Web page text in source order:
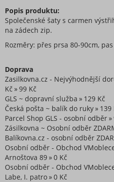
Soupravy
Overaly
Nadměrné velikosti
Obuv - Boty
Oblečení bez potisku
Extravagantní móda
Popis produktu:
Společenské šaty s carmen
na zádech zip.
Rozměry: přes prsa 80-90cm,
Doprava
Zasilkovna.cz - Nejvýhodnější
Kč
99 Kč
GLS ~ dopravní služba
129 Kč
Česká pošta ~ balík do ruky
139
Parcel Shop GLS - osobní odběr
Zásilkovna ~ Osobní odběr
Balíkovna.cz - osobní odběr
Osobní odběr - Obchod
Arnoštova 89
0 Kč
Osobní odběr - Obchod
Labe, I. patro
0 Kč